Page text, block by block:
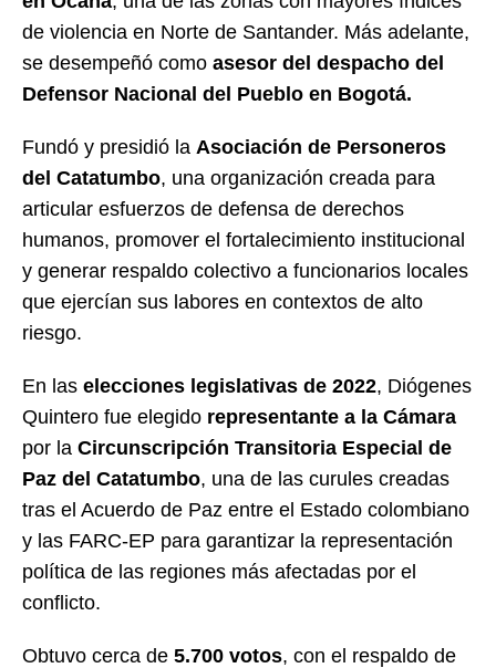
de violencia en Norte de Santander. Más adelante,
se desempeñó como asesor del despacho del
Defensor Nacional del Pueblo en Bogotá.
Fundó y presidió la Asociación de Personeros
del Catatumbo, una organización creada para
articular esfuerzos de defensa de derechos
humanos, promover el fortalecimiento institucional
y generar respaldo colectivo a funcionarios locales
que ejercían sus labores en contextos de alto
riesgo.
En las elecciones legislativas de 2022, Diógenes
Quintero fue elegido representante a la Cámara
por la Circunscripción Transitoria Especial de
Paz del Catatumbo, una de las curules creadas
tras el Acuerdo de Paz entre el Estado colombiano
y las FARC-EP para garantizar la representación
política de las regiones más afectadas por el
conflicto.
Obtuvo cerca de 5.700 votos, con el respaldo de